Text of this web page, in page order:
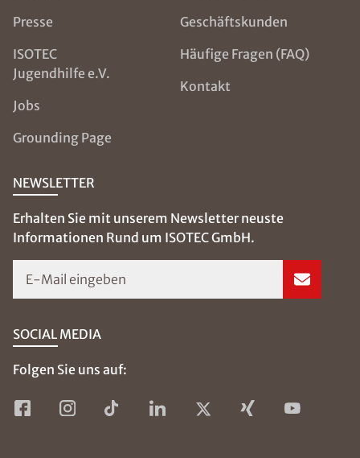
Presse
ISOTEC
Jugendhilfe e.V.
Jobs
Grounding Page
Geschäftskunden
Häufige Fragen (FAQ)
Kontakt
NEWSLETTER
Erhalten Sie mit unserem Newsletter neuste
Informationen Rund um ISOTEC GmbH.
E-Mail eingeben
SOCIAL MEDIA
Folgen Sie uns auf: